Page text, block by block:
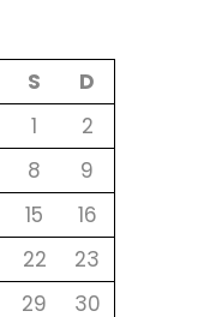
S
D
1
2
8
9
15
16
22
23
29
30